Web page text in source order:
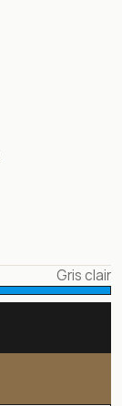
Gris clair